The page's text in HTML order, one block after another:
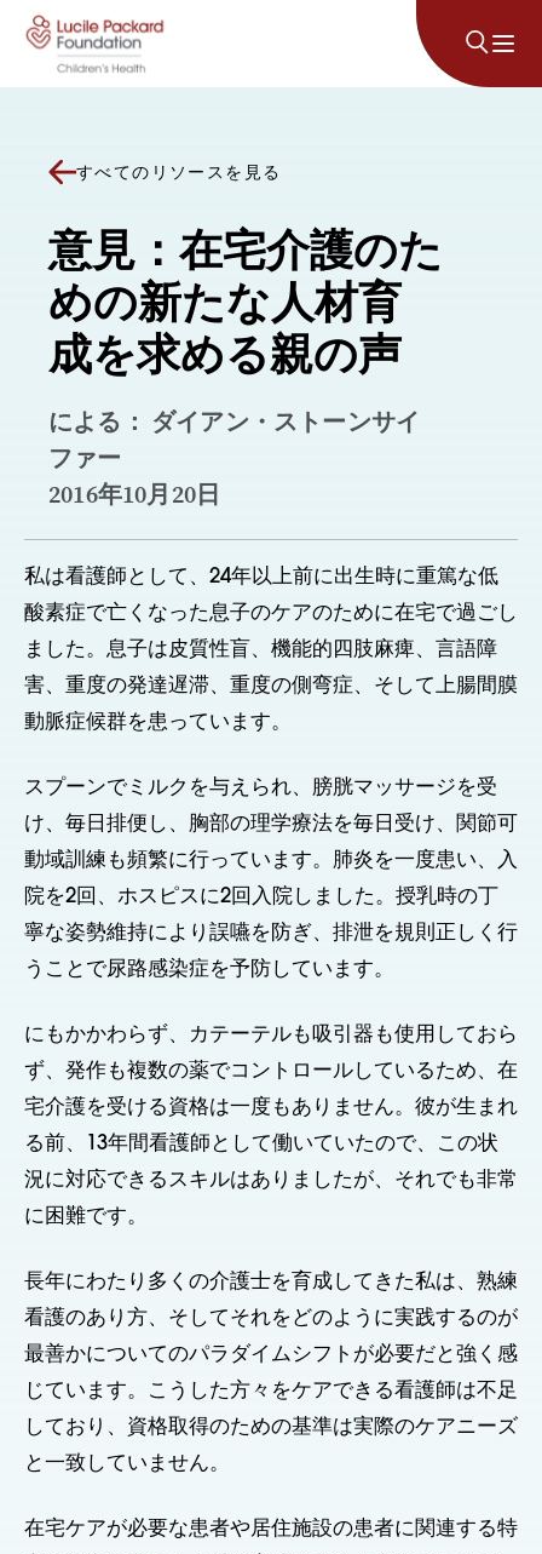
コンテンツにスキップ
すべてのリソースを見る
意見：在宅介護のた
めの新たな人材育
成を求める親の声
による： ダイアン・ストーンサイ
ファー
2016年10月20日
私は看護師として、24年以上前に出生時に重篤な低
酸素症で亡くなった息子のケアのために在宅で過ごし
ました。息子は皮質性盲、機能的四肢麻痺、言語障
害、重度の発達遅滞、重度の側弯症、そして上腸間膜
動脈症候群を患っています。
スプーンでミルクを与えられ、膀胱マッサージを受
け、毎日排便し、胸部の理学療法を毎日受け、関節可
動域訓練も頻繁に行っています。肺炎を一度患い、入
院を2回、ホスピスに2回入院しました。授乳時の丁
寧な姿勢維持により誤嚥を防ぎ、排泄を規則正しく行
うことで尿路感染症を予防しています。
にもかかわらず、カテーテルも吸引器も使用しておら
ず、発作も複数の薬でコントロールしているため、在
宅介護を受ける資格は一度もありません。彼が生まれ
る前、13年間看護師として働いていたので、この状
況に対応できるスキルはありましたが、それでも非常
に困難です。
長年にわたり多くの介護士を育成してきた私は、熟練
看護のあり方、そしてそれをどのように実践するのが
最善かについてのパラダイムシフトが必要だと強く感
じています。こうした方々をケアできる看護師は不足
しており、資格取得のための基準は実際のケアニーズ
と一致していません。
在宅ケアが必要な患者や居住施設の患者に関連する特